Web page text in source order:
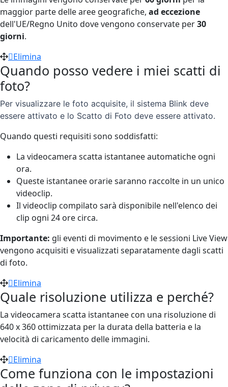
maggior parte delle aree geografiche, ad eccezione
dell'UE/Regno Unito dove vengono conservate per30
giorni.
Elimina
Quando posso vedere i miei scatti di
foto?
Per visualizzare le foto acquisite, il sistema Blink deve
essere attivato e lo Scatto di Foto deve essere attivato.
Quando questi requisiti sono soddisfatti:
La videocamera scatta istantanee automatiche ogni
ora.
Queste istantanee orarie saranno raccolte in un unico
videoclip.
Il videoclip compilato sarà disponibile nell'elenco dei
clip ogni 24 ore circa.
Importante: gli eventi di movimento e le sessioni Live View
vengono acquisiti e visualizzati separatamente dagli scatti
di foto.
Elimina
Quale risoluzione utilizza e perché?
La videocamera scatta istantanee con una risoluzione di
640 x 360 ottimizzata per la durata della batteria e la
velocità di caricamento delle immagini.
Elimina
Come funziona con le impostazioni